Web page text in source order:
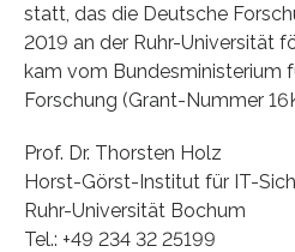
statt, das die Deutsche
2019 an der Ruhr-Universität
kam vom Bundesministerium
Forschung (Grant-Nummer
Prof. Dr. Thorsten Holz
Horst-Görst-Institut für IT-
Ruhr-Universität Bochum
Tel.: +49 234 32 25199